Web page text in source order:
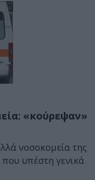
«κούρεψαν»
νοσοκομεία της
υπέστη γενικά